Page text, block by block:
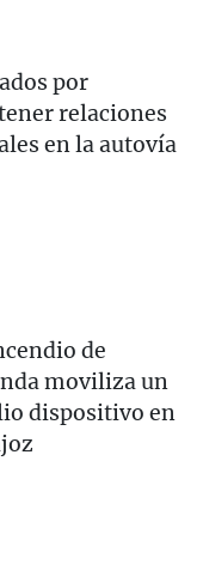
por
relaciones
en la autovía
de
moviliza un
dispositivo en